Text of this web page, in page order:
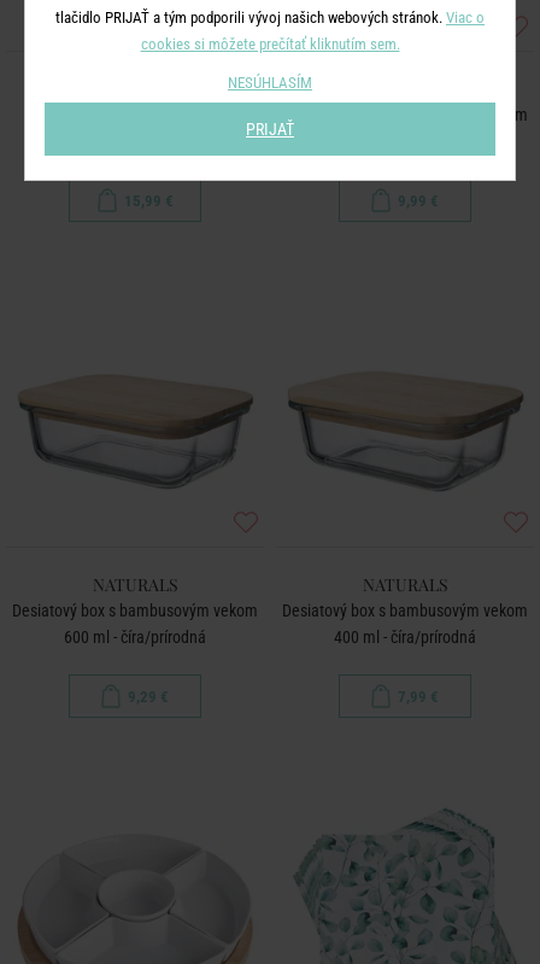
15,99 €
Desiatový box s bambusovým vekom
9,99 €
NATURALS
Desiatový box s bambusovým vekom
600 ml - číra/prírodná
9,29 €
NATURALS
Desiatový box s bambusovým vekom
400 ml - číra/prírodná
7,99 €
tlačidlo PRIJAŤ a tým podporili vývoj našich webových stránok. Viac o
cookies si môžete prečítať kliknutím sem.
NESÚHLASÍM
PRIJAŤ